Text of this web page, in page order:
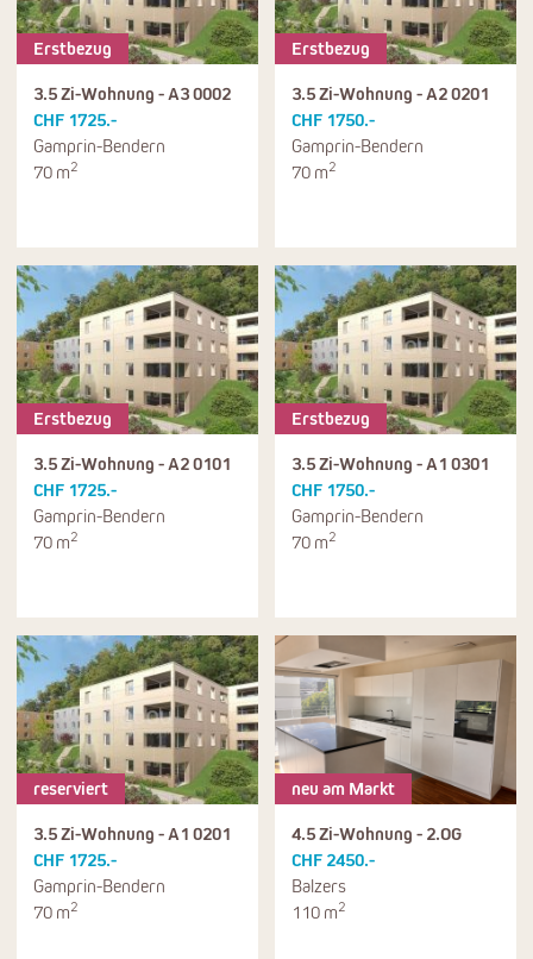
Erstbezug
3.5 Zi-Wohnung - A3 0002
CHF 1725.-
Gamprin-Bendern
70 m2
Erstbezug
3.5 Zi-Wohnung - A2 0201
CHF 1750.-
Gamprin-Bendern
70 m2
Erstbezug
3.5 Zi-Wohnung - A2 0101
CHF 1725.-
Gamprin-Bendern
70 m2
Erstbezug
3.5 Zi-Wohnung - A1 0301
CHF 1750.-
Gamprin-Bendern
70 m2
reserviert
3.5 Zi-Wohnung - A1 0201
CHF 1725.-
Gamprin-Bendern
70 m2
neu am Markt
4.5 Zi-Wohnung - 2.OG
CHF 2450.-
Balzers
110 m2